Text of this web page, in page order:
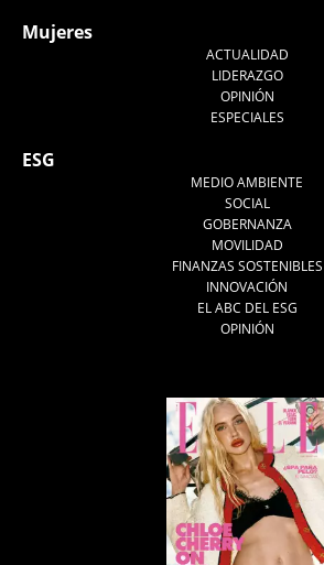
Mujeres
ACTUALIDAD
LIDERAZGO
OPINIÓN
ESPECIALES
ESG
MEDIO AMBIENTE
SOCIAL
GOBERNANZA
MOVILIDAD
FINANZAS SOSTENIBLES
INNOVACIÓN
EL ABC DEL ESG
OPINIÓN